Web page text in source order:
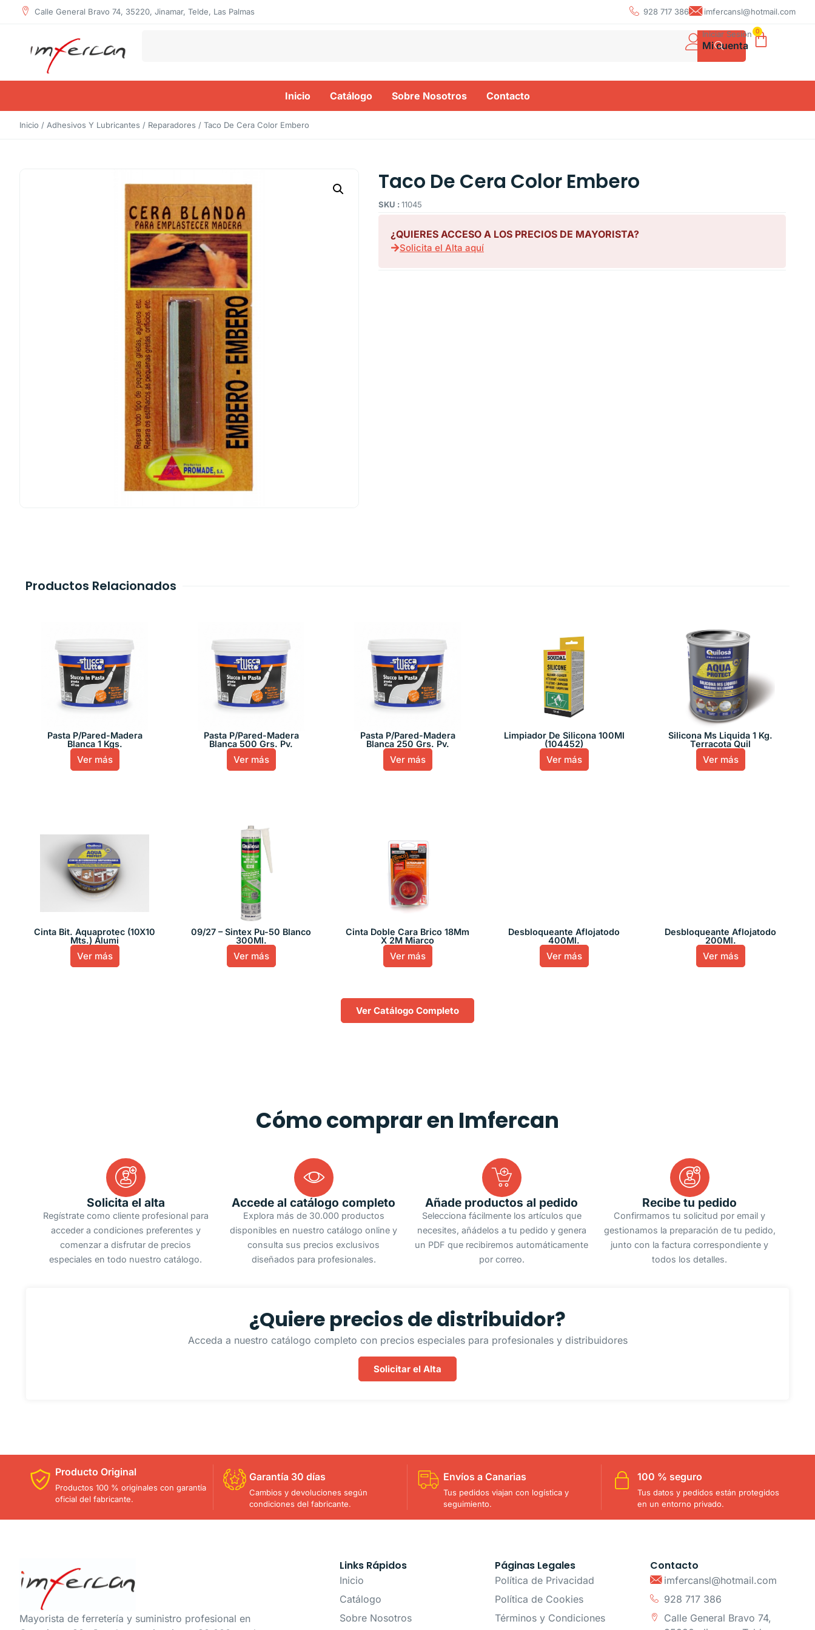
Calle General Bravo 74, 35220, Jinamar, Telde, Las Palmas 928 717 386 imfercansl@hotmail.com
Iniciar Sesión
Mi cuenta
0
Inicio Catálogo Sobre Nosotros Contacto
Inicio / Adhesivos Y Lubricantes / Reparadores / Taco De Cera Color Embero
Taco De Cera Color Embero
SKU : 11045
¿QUIERES ACCESO A LOS PRECIOS DE MAYORISTA?
Solicita el Alta aquí
Productos Relacionados
Pasta P/Pared-Madera
Blanca 1 Kgs.
Ver más
Pasta P/Pared-Madera
Blanca 500 Grs. Pv.
Ver más
Pasta P/Pared-Madera
Blanca 250 Grs. Pv.
Ver más
Limpiador De Silicona 100Ml
(104452)
Ver más
Silicona Ms Liquida 1 Kg.
Terracota Quil
Ver más
Cinta Bit. Aquaprotec (10X10
Mts.) Alumi
Ver más
09/27 – Sintex Pu-50 Blanco
300Ml.
Ver más
Cinta Doble Cara Brico 18Mm
X 2M Miarco
Ver más
Desbloqueante Aflojatodo
400Ml.
Ver más
Desbloqueante Aflojatodo
200Ml.
Ver más
Ver Catálogo Completo
Cómo comprar en Imfercan
Solicita el alta
Regístrate como cliente profesional para
acceder a condiciones preferentes y
comenzar a disfrutar de precios
especiales en todo nuestro catálogo.
Accede al catálogo completo
Explora más de 30.000 productos
disponibles en nuestro catálogo online y
consulta sus precios exclusivos
diseñados para profesionales.
Añade productos al pedido
Selecciona fácilmente los artículos que
necesites, añádelos a tu pedido y genera
un PDF que recibiremos automáticamente
por correo.
Recibe tu pedido
Confirmamos tu solicitud por email y
gestionamos la preparación de tu pedido,
junto con la factura correspondiente y
todos los detalles.
¿Quiere precios de distribuidor?
Acceda a nuestro catálogo completo con precios especiales para profesionales y distribuidores
Solicitar el Alta
Producto Original
Productos 100 % originales con garantía
oficial del fabricante.
Garantía 30 días
Cambios y devoluciones según
condiciones del fabricante.
Envíos a Canarias
Tus pedidos viajan con logística y
seguimiento.
100 % seguro
Tus datos y pedidos están protegidos
en un entorno privado.
Mayorista de ferretería y suministro profesional en
Links Rápidos
Inicio
Catálogo
Sobre Nosotros
Páginas Legales
Política de Privacidad
Política de Cookies
Términos y Condiciones
Contacto
imfercansl@hotmail.com
928 717 386
Calle General Bravo 74,